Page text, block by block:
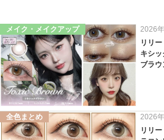
メイク・メイクアップ
2026
リリ
キシ
ブラウ
全色まとめ
2026
リリ